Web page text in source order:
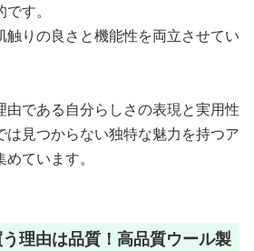
す。
触りの良さと機能性を両立させてい
由である自分らしさの表現と実用性
は見つからない独特な魅力を持つア
ています。
理由は品質！高品質ウール製